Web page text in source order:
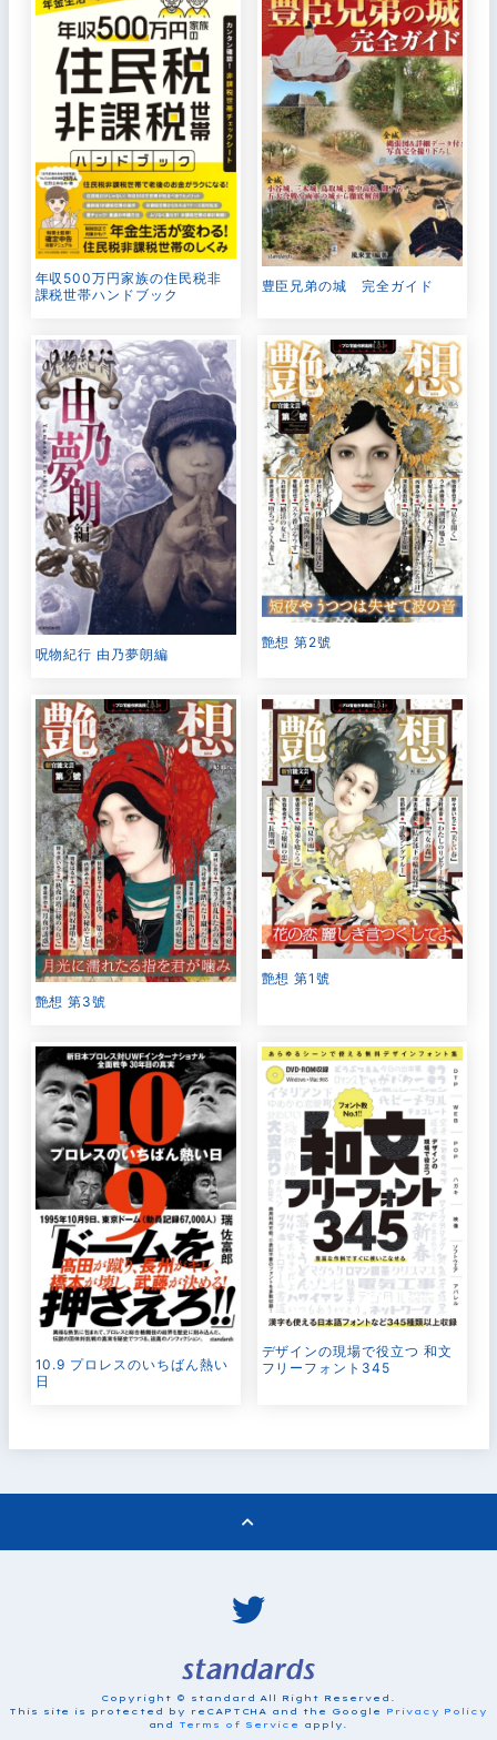
年収500万円家族の住民税非
課税世帯ハンドブック
豊臣兄弟の城 完全ガイド
呪物紀行 由乃夢朗編
艶想 第2號
艶想 第3號
艶想 第1號
10.9 プロレスのいちばん熱い
日
デザインの現場で役立つ 和文
フリーフォント345
Copyright © standard All Right Reserved.
This site is protected by reCAPTCHA and the Google
Privacy Policy
and Terms of Service apply.